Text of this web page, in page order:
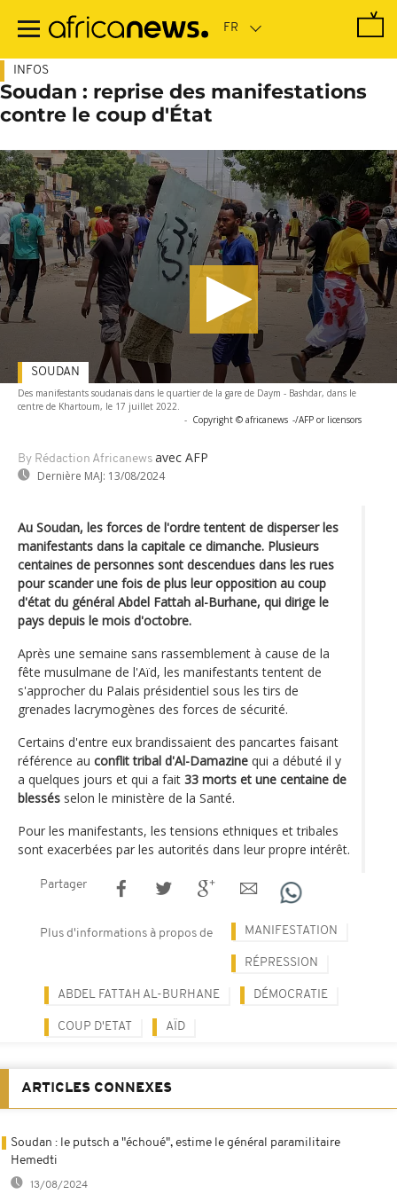
contenu
INFOS
Soudan : reprise des manifestations
contre le coup d'État
Des manifestants soudanais dans le quartier de la gare de Daym - Bashdar, dans le
centre de Khartoum, le 17 juillet 2022.
- Copyright © africanews -/AFP or licensors
By Rédaction Africanews avec AFP
Dernière MAJ: 13/08/2024
SOUDAN
Au Soudan, les forces de l'ordre tentent de disperser les
manifestants dans la capitale ce dimanche. Plusieurs
centaines de personnes sont descendues dans les rues
pour scander une fois de plus leur opposition au coup
d'état du général Abdel Fattah al-Burhane, qui dirige le
pays depuis le mois d'octobre.
Après une semaine sans rassemblement à cause de la
fête musulmane de l'Aïd, les manifestants tentent de
s'approcher du Palais présidentiel sous les tirs de
grenades lacrymogènes des forces de sécurité.
Certains d'entre eux brandissaient des pancartes faisant
référence au conflit tribal d'Al-Damazine qui a débuté il y
a quelques jours et qui a fait 33 morts et une centaine de
blessés selon le ministère de la Santé.
Pour les manifestants, les tensions ethniques et tribales
sont exacerbées par les autorités dans leur propre intérêt.
Partager
Plus d'informations à propos de MANIFESTATION
RÉPRESSION
ABDEL FATTAH AL-BURHANE DÉMOCRATIE
COUP D'ETAT AÏD
ARTICLES CONNEXES
Soudan : le putsch a "échoué", estime le général paramilitaire
Hemedti
13/08/2024